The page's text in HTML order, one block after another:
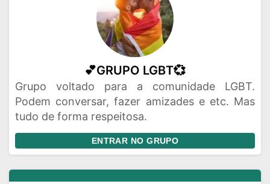
💕GRUPO LGBT💞
Grupo voltado para a comunidade LGBT.
Podem conversar, fazer amizades e etc. Mas
tudo de forma respeitosa.
ENTRAR NO GRUPO